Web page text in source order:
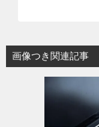
画像つき関連記事